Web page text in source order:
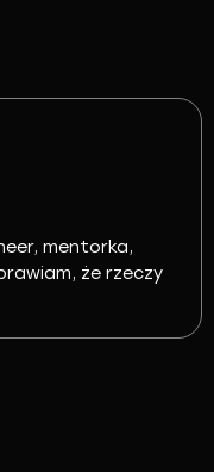
mentorka,
że rzeczy